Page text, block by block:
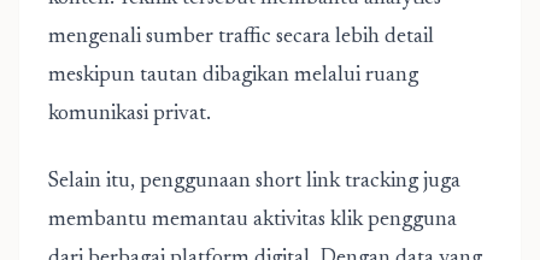
mengenali sumber traffic secara lebih detail
meskipun tautan dibagikan melalui ruang
komunikasi privat.
Selain itu, penggunaan short link tracking juga
membantu memantau aktivitas klik pengguna